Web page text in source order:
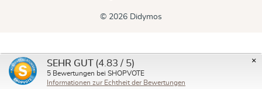
© 2026 Didymos
×
SEHR GUT (4.83 / 5)
5 Bewertungen bei SHOPVOTE
Informationen zur Echtheit der Bewertungen